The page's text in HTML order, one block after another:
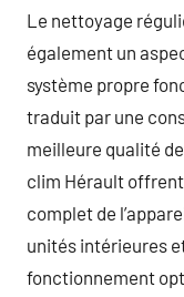
Le nettoyage
également un
système propre
traduit par une
meilleure qualité
clim Hérault
complet de
unités intérieures
fonctionnement